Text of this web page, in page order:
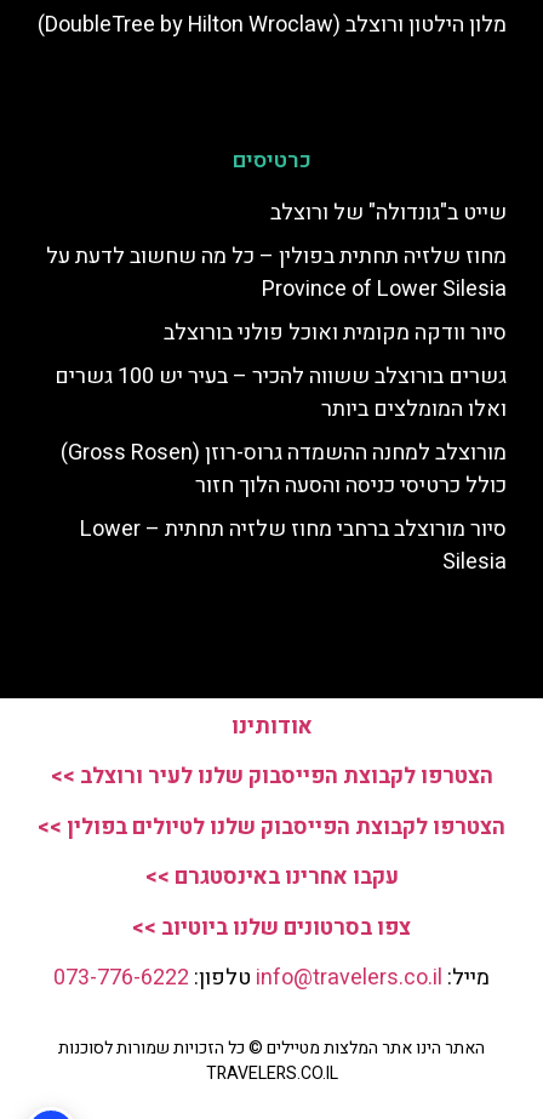
מלון הילטון ורוצלב (DoubleTree by Hilton Wroclaw)
כרטיסים
שייט ב"גונדולה" של ורוצלב
מחוז שלזיה תחתית בפולין – כל מה שחשוב לדעת על
Province of Lower Silesia
סיור וודקה מקומית ואוכל פולני בורוצלב
גשרים בורוצלב ששווה להכיר – בעיר יש 100 גשרים
ואלו המומלצים ביותר
מורוצלב למחנה ההשמדה גרוס-רוזן (Gross Rosen)
כולל כרטיסי כניסה והסעה הלוך חזור
סיור מורוצלב ברחבי מחוז שלזיה תחתית – Lower
Silesia
אודותינו
הצטרפו לקבוצת הפייסבוק שלנו לעיר ורוצלב >>
הצטרפו לקבוצת הפייסבוק שלנו לטיולים בפולין >>
עקבו אחרינו באינסטגרם >>
צפו בסרטונים שלנו ביוטיוב >>
מייל:
טלפון: 073-776-6222
האתר הינו אתר המלצות מטיילים © כל הזכויות שמורות לסוכנות
TRAVELERS.CO.IL